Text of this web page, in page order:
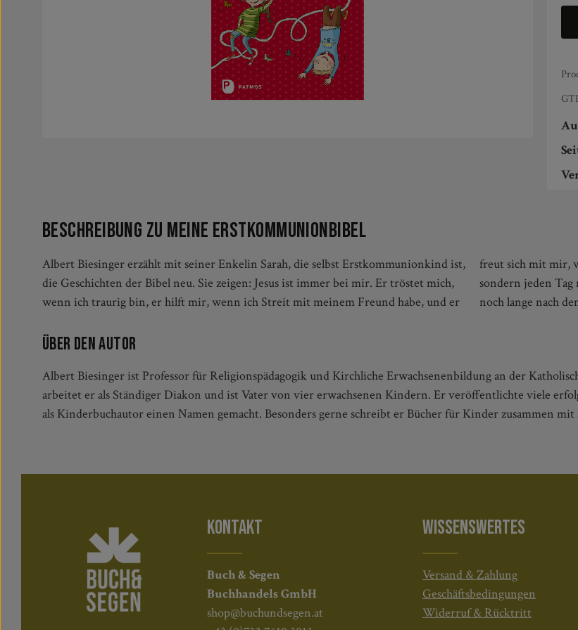
Beschreibung zu Meine Erstkommunionbibel
Albert Biesinger erzählt mit seiner Enkelin Sarah, die selbst Erstkommunionkind ist,
die Geschichten der Bibel neu. Sie zeigen: Jesus ist immer bei mir. Er tröstet mich,
wenn ich traurig bin, er hilft mir, wenn ich Streit mit meinem Freund habe, und er
freut sich mit mir, wenn ich fröhlich bin- nicht nur am Tag der Erstkommunion,
sondern jeden Tag meines Lebens. Ein wunderbares Geschenk, das die Kinder auch
noch lange nach
Über den Autor
Albert Biesinger ist Professor für Religionspädagogik und Kirchliche Erwachsenenbildung an der
arbeitet er als Ständiger Diakon und ist Vater von vier erwachsenen Kindern. Er veröffentlichte viele
als Kinderbuchautor einen Namen gemacht. Besonders gerne schreibt er Bücher für Kinder zusammen
KONTAKT
Buch & Segen
Buchhandels GmbH
shop@buchundsegen.at
WISSENSWERTES
Versand & Zahlung
Geschäftsbedingungen
Widerruf & Rücktritt